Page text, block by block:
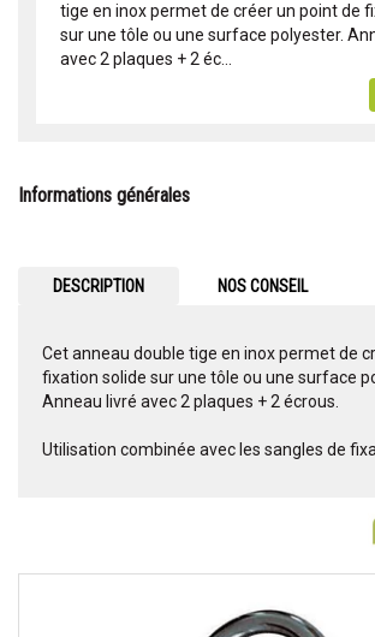
tige en inox permet de créer un point de
sur une tôle ou une surface polyester.
avec 2 plaques + 2 éc...
Informations générales
DESCRIPTION NOS CONSEIL
Cet anneau double tige en inox permet de
fixation solide sur une tôle ou une surface
Anneau livré avec 2 plaques + 2 écrous.
Utilisation combinée avec les sangles de